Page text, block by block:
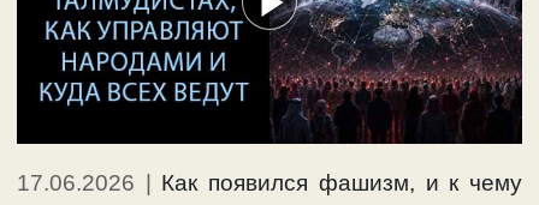
17.06.2026
Как появился фашизм, и к чему